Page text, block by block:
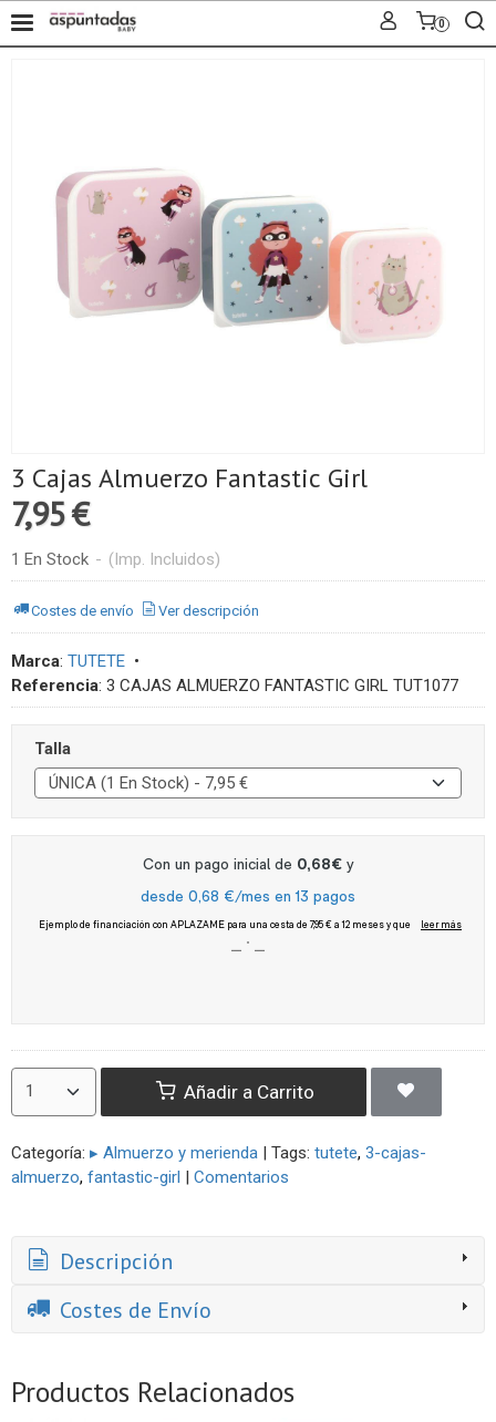
0
3 Cajas Almuerzo Fantastic Girl
7,95 €
1 En Stock - (Imp. Incluidos)
Costes de envío Ver descripción
Marca: TUTETE •
Referencia: 3 CAJAS ALMUERZO FANTASTIC GIRL TUT1077
Talla
Añadir a Carrito
Categoría: ▸ Almuerzo y merienda | Tags: tutete 3-cajas-
almuerzo fantastic-girl | Comentarios
Descripción
Costes de Envío
Productos Relacionados